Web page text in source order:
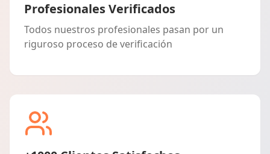
Profesionales Verificados
Todos nuestros profesionales pasan por un
riguroso proceso de verificación